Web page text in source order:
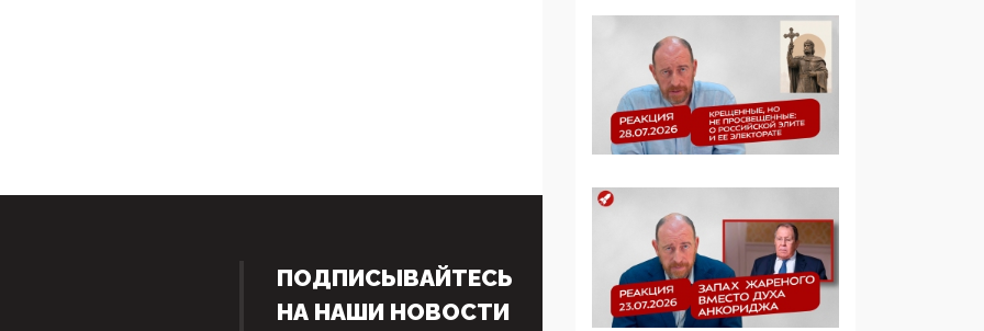
11:53, 09 Июня 2026
Прокуратура наконец
увидела
экстремистскую
деятельность ИИТО
цифроглобалисты
продолжают
определять повестку в
образовании
09:43, 01 Июня 2026
ПОДПИСЫВАЙТЕСЬ
НА НАШИ НОВОСТИ